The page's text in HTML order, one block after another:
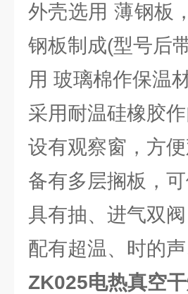
外壳选用 薄钢板
钢板制成(型号后
用 玻璃棉作保温材
采用耐温硅橡胶
设有观察窗，方
备有多层搁板，可
具有抽、进气双阀
配有超温、时的
ZK025电热真空